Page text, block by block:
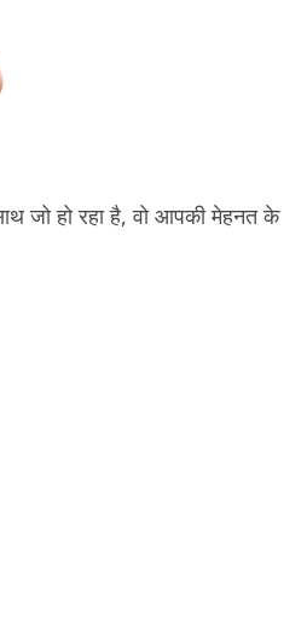
जो हो रहा है, वो आपकी मेहनत के